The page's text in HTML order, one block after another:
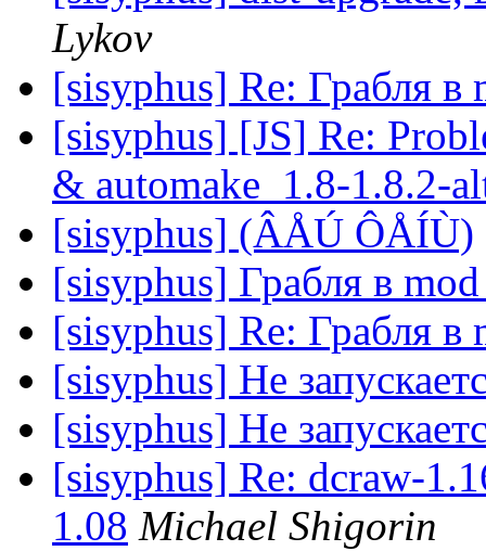
Lykov
[sisyphus] Re: Грабля в
[sisyphus] [JS] Re:
& automake_1.8-1.8.2-
[sisyphus] (ÂÅÚ ÔÅÍÙ)
[sisyphus] Грабля в
[sisyphus] Re: Грабля в
[sisyphus] Не
[sisyphus] Не
[sisyphus] Re: dcraw-
1.08 Michael Shigorin